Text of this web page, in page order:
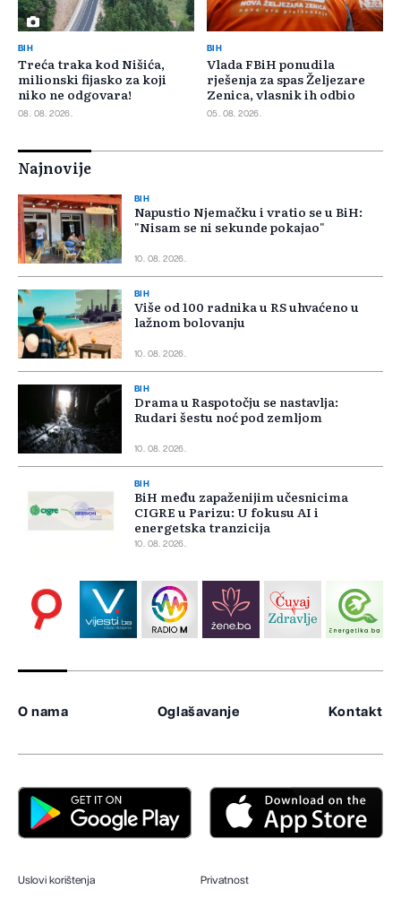
BIH
Treća traka kod Nišića,
milionski fijasko za koji
niko ne odgovara!
08. 08. 2026.
BIH
Vlada FBiH ponudila
rješenja za spas Željezare
Zenica, vlasnik ih odbio
05. 08. 2026.
Najnovije
BIH
Napustio Njemačku i vratio se u BiH:
"Nisam se ni sekunde pokajao"
10. 08. 2026.
BIH
Više od 100 radnika u RS uhvaćeno u
lažnom bolovanju
10. 08. 2026.
BIH
Drama u Raspotočju se nastavlja:
Rudari šestu noć pod zemljom
10. 08. 2026.
BIH
BiH među zapaženijim učesnicima
CIGRE u Parizu: U fokusu AI i
energetska tranzicija
10. 08. 2026.
O nama Oglašavanje Kontakt
Uslovi korištenja Privatnost